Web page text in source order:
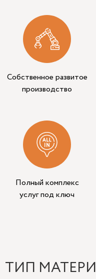
Собственное развитое
производство
Полный комплекс
услуг под ключ
ТИП